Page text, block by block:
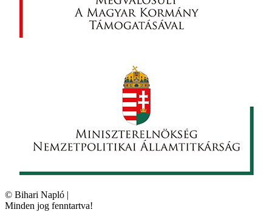
© Bihari Napló |
Minden jog fenntartva!